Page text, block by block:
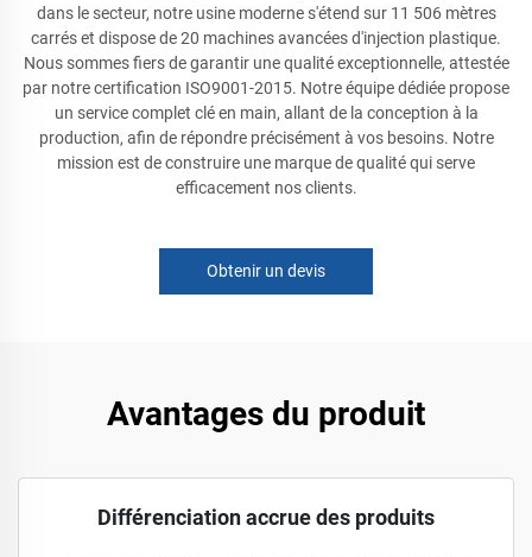
dans le secteur, notre usine moderne s'étend sur 11 506 mètres
carrés et dispose de 20 machines avancées d'injection plastique.
Nous sommes fiers de garantir une qualité exceptionnelle, attestée
par notre certification ISO9001-2015. Notre équipe dédiée propose
un service complet clé en main, allant de la conception à la
production, afin de répondre précisément à vos besoins. Notre
mission est de construire une marque de qualité qui serve
efficacement nos clients.
Obtenir un devis
Avantages du produit
Différenciation accrue des produits